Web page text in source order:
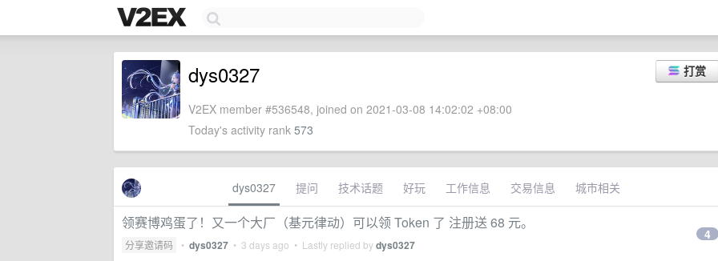
打赏
dys0327
V2EX member #536548, joined on 2021-03-08 14:02:02 +08:00
Today's activity rank 573
dys0327 提问 技术话题 好玩 工作信息 交易信息 城市相关
领赛博鸡蛋了！又一个大厂（基元律动）可以领 Token 了 注册送 68 元。
分享邀请码 • dys0327 • 3 days ago • Lastly replied bydys0327
4